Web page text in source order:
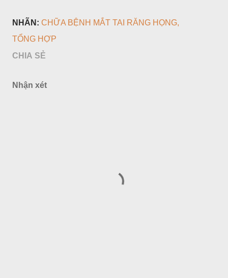
NHÃN: CHỮA BỆNH MẮT TAI RĂNG HỌNG
TỔNG HỢP
CHIA SẺ
Nhận xét